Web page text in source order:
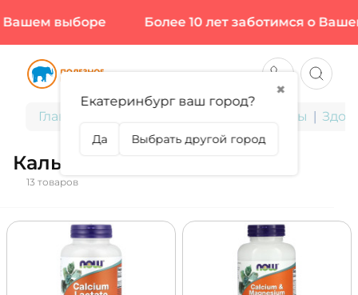
выборе Более 10 лет заботимся о Вашем
Главная БАДы для здоровья и красоты
Кальций
13 товаров
✖
Екатеринбург ваш город?
Да Выбрать другой город